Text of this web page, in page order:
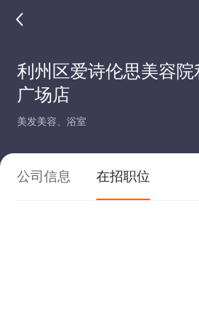
利州区爱诗伦思美容院
广场店
美发美容、浴室
公司信息 在招职位